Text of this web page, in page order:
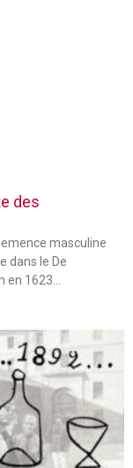
des
masculine
dans le De
en 1623…